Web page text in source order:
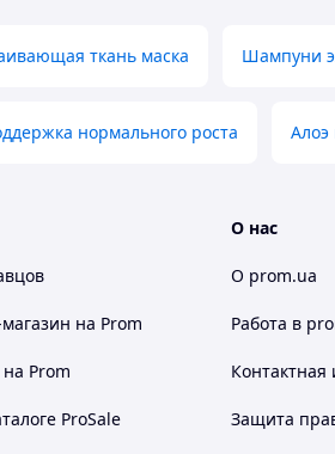
ткань маска Шампуни
нормального роста Алоэ
на Prom
Prom
ProSale
О нас
О prom.ua
Работа в
Защита